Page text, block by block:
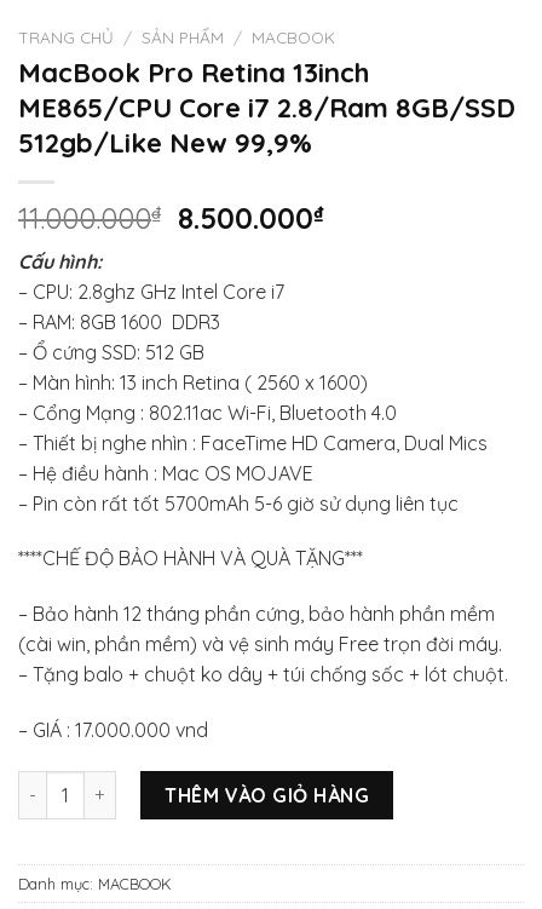
TRANG CHỦ / SẢN PHẨM / MACBOOK
MacBook Pro Retina 13inch
ME865/CPU Core i7 2.8/Ram 8GB/SSD
512gb/Like New 99,9%
11.000.000₫
Giá
11.000.000₫.
8.500.000₫Giá
Cấu hình:
– CPU: 2.8ghz GHz Intel Core i7
– RAM: 8GB 1600 DDR3
– Ổ cứng SSD: 512 GB
– Màn hình: 13 inch Retina ( 2560 x 1600)
– Cổng Mạng : 802.11ac Wi-Fi, Bluetooth 4.0
– Thiết bị nghe nhìn : FaceTime HD Camera, Dual Mics
– Hệ điều hành : Mac OS MOJAVE
– Pin còn rất tốt 5700mAh 5-6 giờ sử dụng liên tục
****CHẾ ĐỘ BẢO HÀNH VÀ QUÀ TẶNG***
– Bảo hành 12 tháng phần cứng, bảo hành phần mềm
(cài win, phần mềm) và vệ sinh máy Free trọn đời máy.
– Tặng balo + chuột ko dây + túi chống sốc + lót chuột.
– GIÁ : 17.000.000 vnd
MacBook Pro Retina 13inch ME865/CPU Core i7 2.8/Ram
THÊM VÀO GIỎ HÀNG
Danh mục: MACBOOK